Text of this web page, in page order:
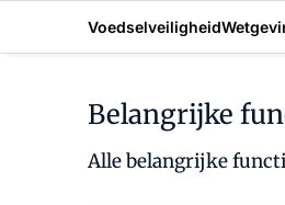
Voedselveiligheid
Belangrijke
Alle belangrijke